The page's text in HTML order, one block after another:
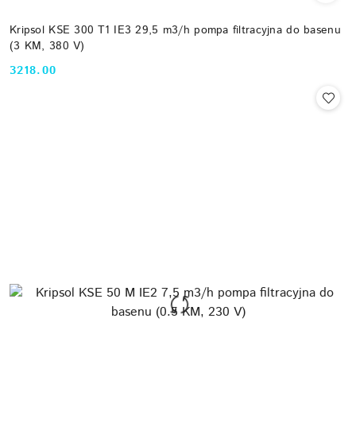
Kripsol KSE 300 T1 IE3 29,5 m3/h pompa filtracyjna do basenu
(3 KM, 380 V)
Cena:
3218.00